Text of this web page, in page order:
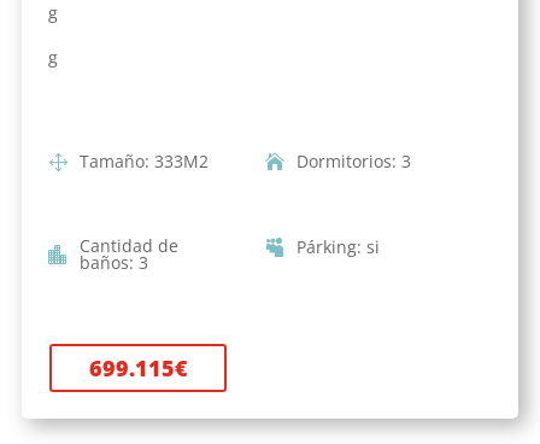
g
g
Tamaño: 333M2 Dormitorios: 3
Cantidad de
baños: 3
Párking: si
699.115€